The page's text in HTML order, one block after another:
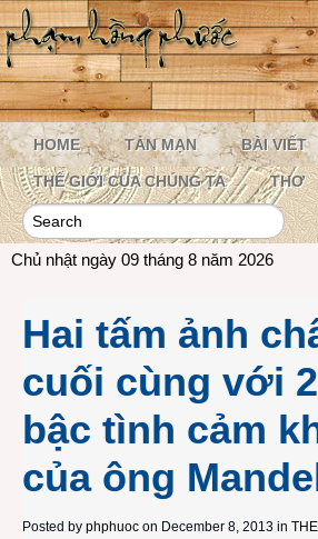
HOME TẢN MẠN BÀI VIẾT
THẾ GIỚI CỦA CHÚNG TA THƠ
Chủ nhật ngày 09 tháng 8 năm 2026
Hai tấm ảnh
cuối cùng với
bậc tình cảm
của ông
Posted by phphuoc on December 8, 2013 in